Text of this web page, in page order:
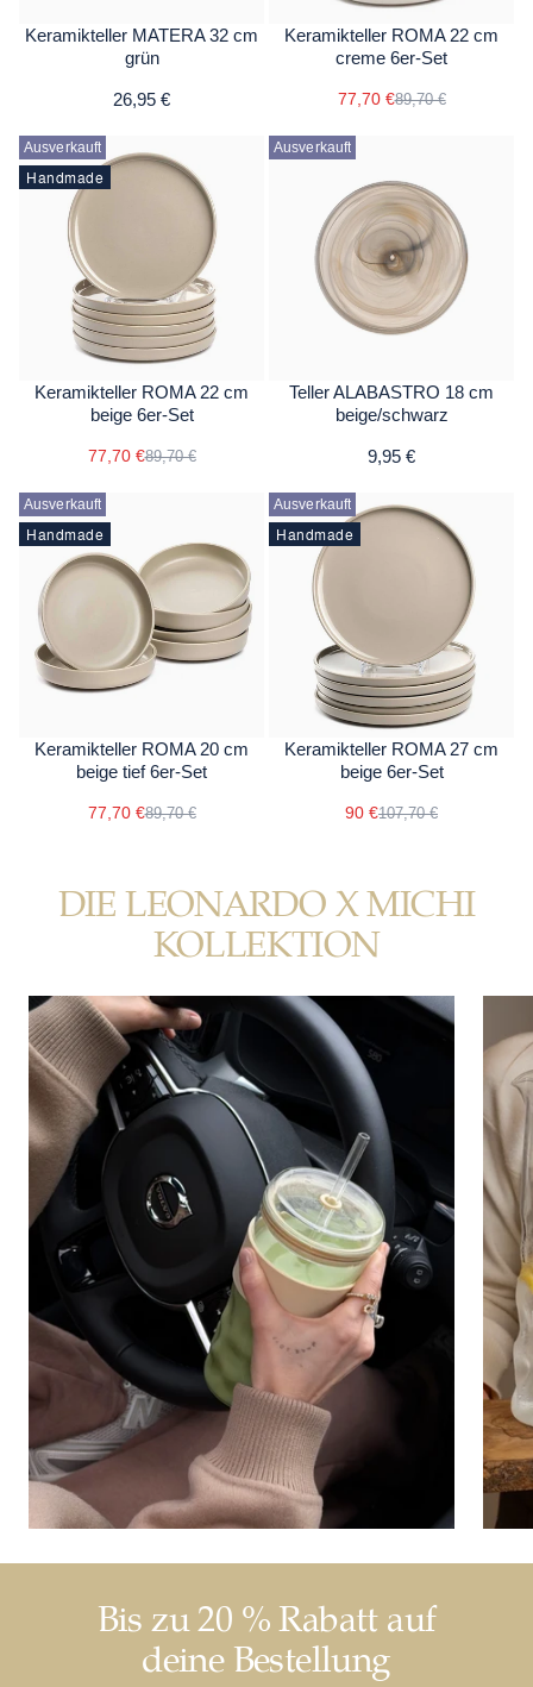
Keramikteller MATERA 32 cm
grün
26,95 €
Keramikteller ROMA 22 cm
creme 6er-Set
77,70 €89,70 €
Ausverkauft
Handmade
Keramikteller ROMA 22 cm
beige 6er-Set
77,70 €89,70 €
Ausverkauft
Teller ALABASTRO 18 cm
beige/schwarz
9,95 €
Ausverkauft
Handmade
Keramikteller ROMA 20 cm
beige tief 6er-Set
77,70 €89,70 €
Ausverkauft
Handmade
Keramikteller ROMA 27 cm
beige 6er-Set
90 €107,70 €
DIE LEONARDO X MICHI
KOLLEKTION
Bis zu 20 % Rabatt auf
deine Bestellung